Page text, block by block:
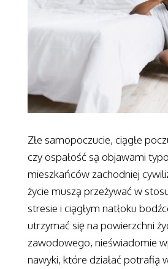
Złe samopoczucie, ciągłe
czy ospałość są objawami
mieszkańców zachodniej
życie muszą przeżywać w
stresie i ciągłym natłoku
utrzymać się na powierzchni
zawodowego, nieświadomie
nawyki, które działać potrafią